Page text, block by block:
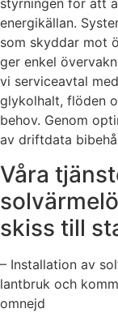
styrningen för att
energikällan.
som skyddar mot
ger enkel
vi serviceavtal
glykolhalt, flöden
behov. Genom
av driftdata
Våra
skiss till
– Installation av
lantbruk och
omnejd